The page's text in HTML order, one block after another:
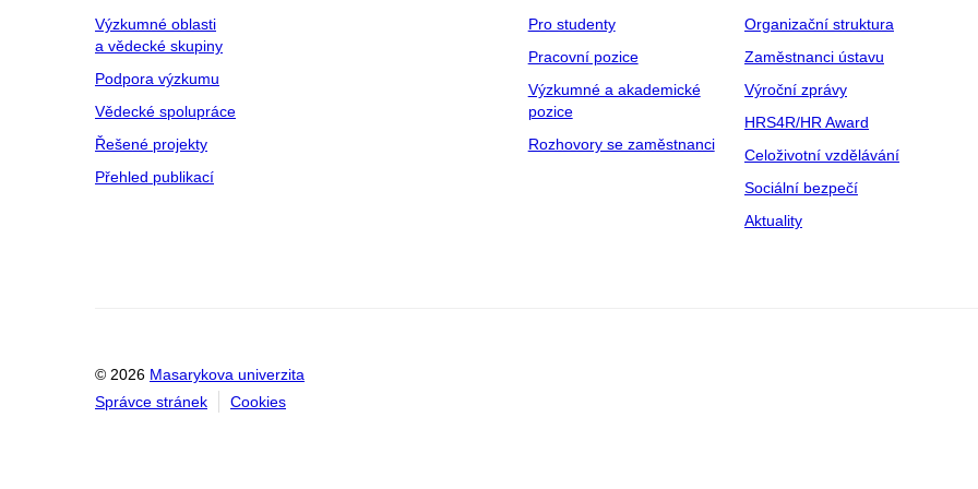
Výzkumné oblasti
a vědecké skupiny
Podpora výzkumu
Vědecké spolupráce
Řešené projekty
Přehled publikací
Pro studenty
Pracovní pozice
Výzkumné a akademické
pozice
Rozhovory se zaměstnanci
Organizační struktura
Zaměstnanci ústavu
Výroční zprávy
HRS4R/HR Award
Celoživotní vzdělávání
Sociální bezpečí
Aktuality
© 2026 Masarykova univerzita
Správce stránek
Cookies